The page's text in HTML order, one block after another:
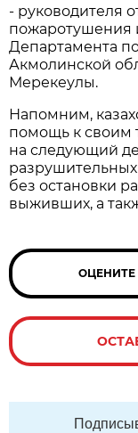
- руководителя
пожаротушения
Департамента
Акмолинской
Мерекеулы.
Напомним,
помощь к своим
на следующий
без остановки
выживших, а